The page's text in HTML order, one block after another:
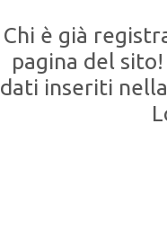
Chi è già
pagina del
dati inseriti